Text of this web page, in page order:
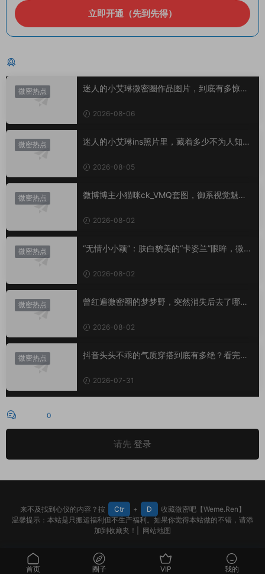
立即开通（先到先得）
微密热点
迷人的小艾琳微密圈作品图片，到底有多惊
2026-08-06
微密热点
迷人的小艾琳ins照片里，藏着多少不为人知的
2026-08-05
微密热点
微博博主小猫咪ck_VMQ套图，御系视觉魅力
2026-08-02
微密热点
“无情小小颖”：肤白貌美的“卡姿兰”眼眸，微密
2026-08-02
微密热点
曾红遍微密圈的梦梦野，突然消失后去了哪
2026-08-02
微密热点
抖音头头不乖的气质穿搭到底有多绝？看完想
2026-07-31
0
请先 登录
来不及找到心仪的内容？按 Ctr + D
收藏微密吧【Weme.Ren】
温馨提示：本站是只搬运福利但不生产福利。如果你觉得本站做的不错，请添
加到收藏夹！| 网站地图
首页 圈子 VIP 我的